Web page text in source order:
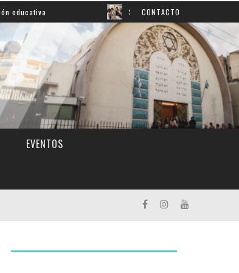
Shahak: una nueva jornada para
CONTACTO
EVENTOS